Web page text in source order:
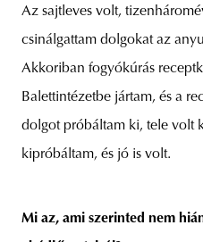
Az sajtleves volt,
csinálgattam dolgokat az
Akkoriban fogyókúrás
Balettintézetbe jártam, és a
dolgot próbáltam ki, tele volt
kipróbáltam, és jó is volt.
Mi az, ami szerinted nem